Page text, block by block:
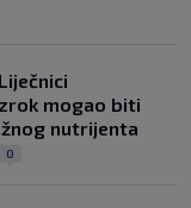
mogao biti
nutrijenta
0